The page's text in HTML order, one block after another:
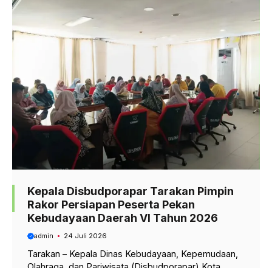
Kepala Disbudporapar Tarakan Pimpin
Rakor Persiapan Peserta Pekan
Kebudayaan Daerah VI Tahun 2026
admin 24 Juli 2026
Tarakan – Kepala Dinas Kebudayaan, Kepemudaan,